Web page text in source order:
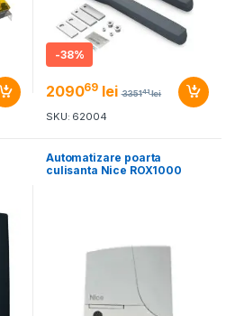
-38%
209069 lei 335141 lei
SKU: 62004
Automatizare poarta
culisanta Nice ROX1000